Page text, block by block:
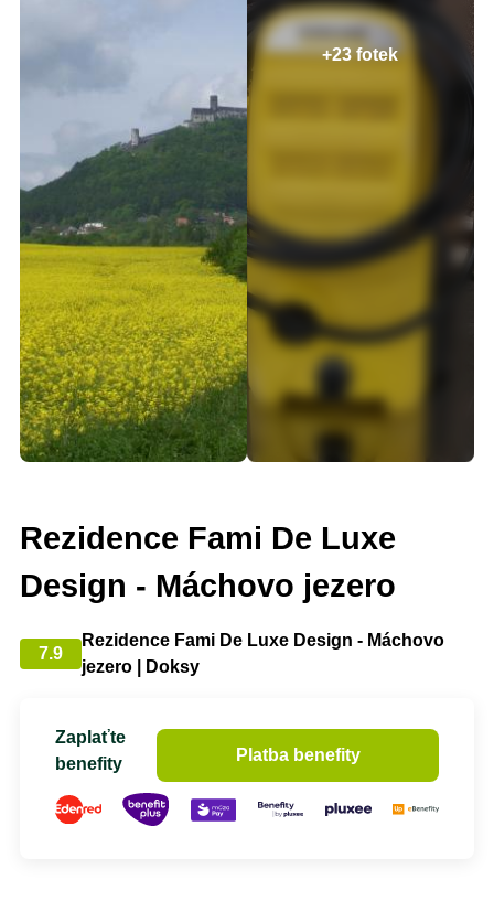
+23 fotek
Rezidence Fami De Luxe
Design - Máchovo jezero
7.9
Rezidence Fami De Luxe Design - Máchovo
jezero | Doksy
Zaplaťte
benefity
Platba benefity